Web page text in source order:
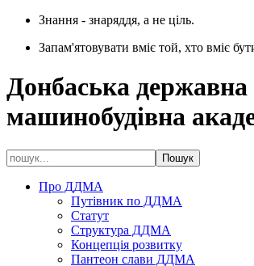
Знання - знаряддя, а не ціль.
Запам'ятовувати вміє той, хто вміє
Донбаська державна
машинобудівна
Про ДДМА
Путівник по ДДМА
Статут
Структура ДДМА
Концепція розвитку
Пантеон слави ДДМА